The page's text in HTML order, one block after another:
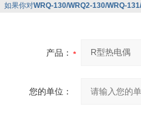
如果你对WRQ-130/WRQ2-130/WRQ-
产品：
您的单位：